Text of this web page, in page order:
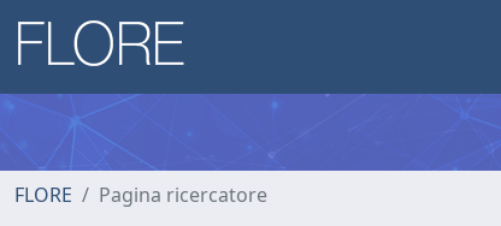
FLORE Pagina ricercatore